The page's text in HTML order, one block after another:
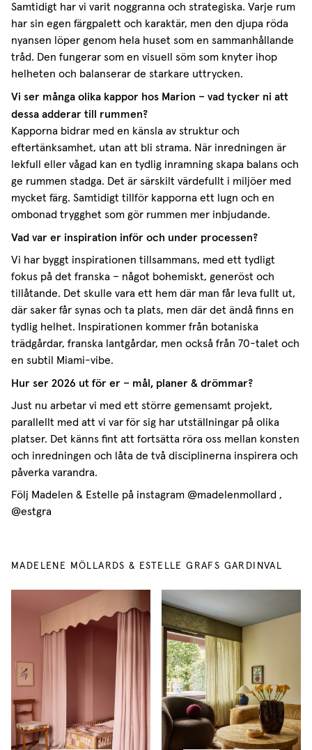
Samtidigt har vi varit noggranna och strategiska. Varje rum
har sin egen färgpalett och karaktär, men den djupa röda
nyansen löper genom hela huset som en sammanhållande
tråd. Den fungerar som en visuell söm som knyter ihop
helheten och balanserar de starkare uttrycken.
Vi ser många olika kappor hos Marion – vad tycker ni att
dessa adderar till rummen?
Kapporna bidrar med en känsla av struktur och
eftertänksamhet, utan att bli strama. När inredningen är
lekfull eller vågad kan en tydlig inramning skapa balans och
ge rummen stadga. Det är särskilt värdefullt i miljöer med
mycket färg. Samtidigt tillför kapporna ett lugn och en
ombonad trygghet som gör rummen mer inbjudande.
Vad var er inspiration inför och under processen?
Vi har byggt inspirationen tillsammans, med ett tydligt
fokus på det franska – något bohemiskt, generöst och
tillåtande. Det skulle vara ett hem där man får leva fullt ut,
där saker får synas och ta plats, men där det ändå finns en
tydlig helhet. Inspirationen kommer från botaniska
trädgårdar, franska lantgårdar, men också från 70-talet och
en subtil Miami-vibe.
Hur ser 2026 ut för er – mål, planer & drömmar?
Just nu arbetar vi med ett större gemensamt projekt,
parallellt med att vi var för sig har utställningar på olika
platser. Det känns fint att fortsätta röra oss mellan konsten
och inredningen och låta de två disciplinerna inspirera och
påverka varandra.
Följ Madelen & Estelle på instagram @madelenmollard ,
@estgra
MADELENE MÖLLARDS & ESTELLE GRAFS GARDINVAL
FROM US, FIRST
New products, collections and inspiration from
Gotain